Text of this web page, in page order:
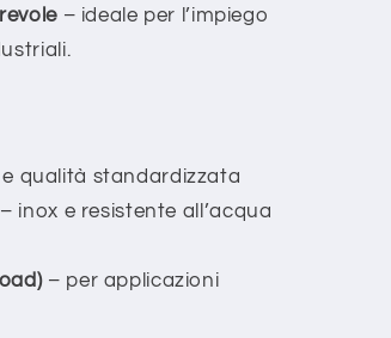
– ideale per l’impiego
qualità standardizzata
inox e resistente all’acqua
– per applicazioni